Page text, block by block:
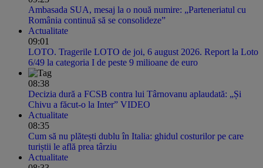
Ambasada SUA, mesaj la o nouă numire: „Parteneriatul cu
România continuă să se consolideze”
Actualitate
09:01
LOTO. Tragerile LOTO de joi, 6 august 2026. Report la Loto
6/49 la categoria I de peste 9 milioane de euro
08:38
Decizia dură a FCSB contra lui Târnovanu aplaudată: „Și
Chivu a făcut-o la Inter” VIDEO
Actualitate
08:35
Cum să nu plătești dublu în Italia: ghidul costurilor pe care
turiștii le află prea târziu
Actualitate